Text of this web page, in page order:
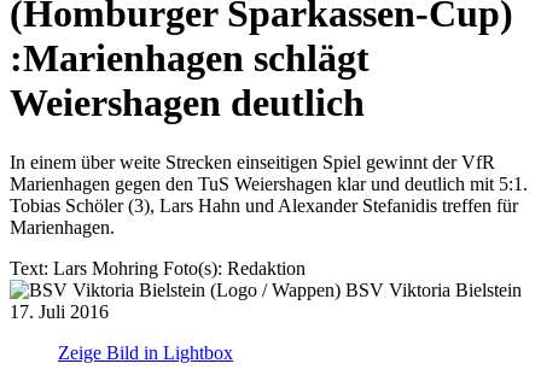
(Homburger Sparkassen-Cup)
:Marienhagen schlägt
Weiershagen deutlich
In einem über weite Strecken einseitigen Spiel gewinnt der VfR
Marienhagen gegen den TuS Weiershagen klar und deutlich mit 5:1.
Tobias Schöler (3), Lars Hahn und Alexander Stefanidis treffen für
Marienhagen.
Text: Lars Mohring Foto(s): Redaktion
BSV Viktoria Bielstein
17. Juli 2016
Zeige Bild in Lightbox